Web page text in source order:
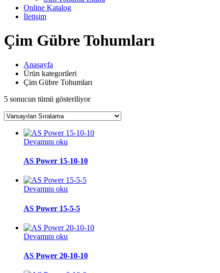
Online Katalog
İletişim
Çim Gübre Tohumları
Anasayfa
Ürün kategorileri
Çim Gübre Tohumları
5 sonucun tümü gösteriliyor
Devamını oku
AS Power 15-10-10
Devamını oku
AS Power 15-5-5
Devamını oku
AS Power 20-10-10